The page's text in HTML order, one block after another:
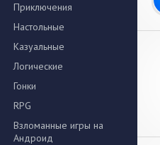
Приключения
Настольные
Казуальные
Логические
Гонки
RPG
Взломанные игры на
Андроид